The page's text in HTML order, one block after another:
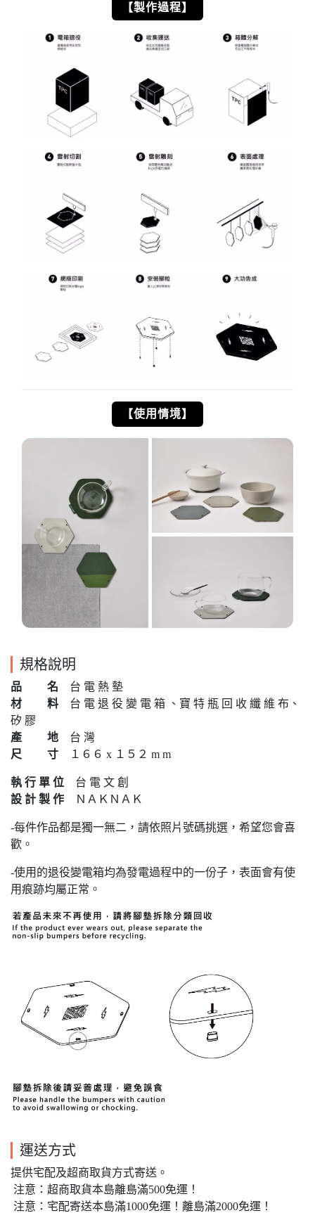
【製作過程】
【使用情境】
規格說明
品 名 台 電 熱 墊
材 料
台 電 退 役 變 電 箱 、寶 特 瓶 回 收 纖 維 布、
矽 膠
產 地 台 灣
尺 寸 １６６ x １５２ m m
執 行 單 位 台 電 文 創
設 計 製 作 ＮＡＫＮＡＫ
-每件作品都是獨一無二，請依照片號碼挑選，希望您會喜
歡。
-使用的退役變電箱均為發電過程中的一份子，表面會有使
用痕跡均屬正常。
運送方式
提供宅配及超商取貨方式寄送。
注意：超商取貨本島離島滿500免運！
注意：宅配寄送本島滿1000免運！離島滿2000免運！